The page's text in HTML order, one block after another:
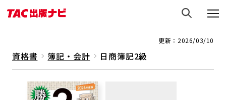
更新：2026/03/10
資格書 簿記・会計 日商簿記2級